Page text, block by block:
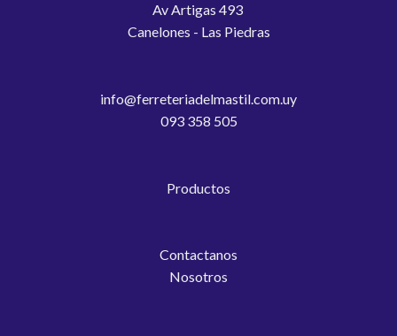
Av Artigas 493
Canelones - Las Piedras
info@ferreteriadelmastil.com.uy
093 358 505
Productos
Contactanos
Nosotros